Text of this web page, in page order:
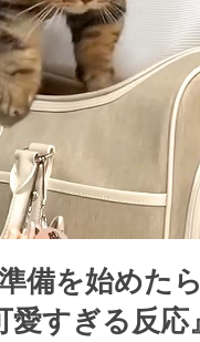
備を始めた
すぎる反応